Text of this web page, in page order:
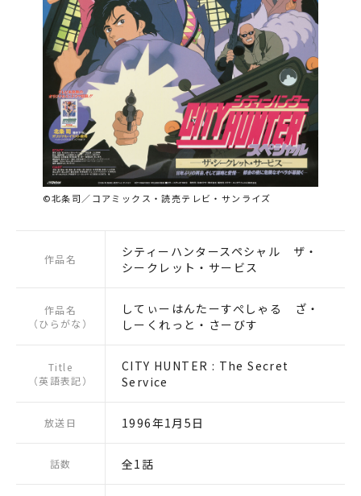
©北条司／コアミックス・読売テレビ・サンライズ
作品名
シティーハンタースペシャル ザ・
シークレット・サービス
作品名
（ひらがな）
してぃーはんたーすぺしゃる ざ・
しーくれっと・さーびす
Title
（英語表記）
CITY HUNTER : The Secret
Service
放送日 1996年1月5日
話数 全1話